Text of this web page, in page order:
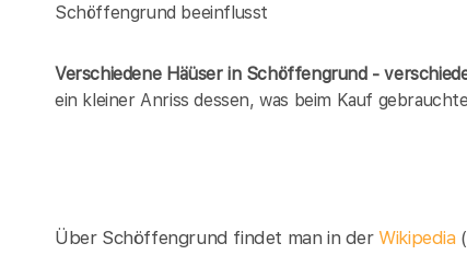
Schöffengrund beeinflusst
Verschiedene Häüser in Schöffengrund -
ein kleiner Anriss dessen, was beim Kauf
Über Schöffengrund findet man in derWikipedia